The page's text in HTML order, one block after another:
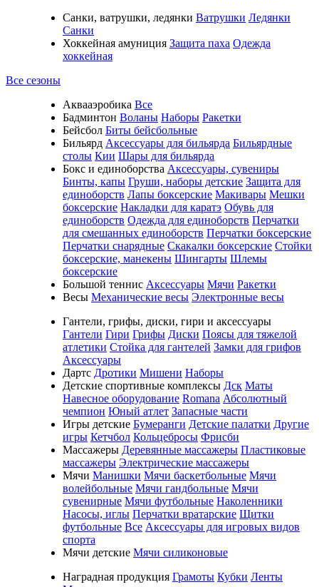
Санки, ватрушки, ледянки Ватрушки Ледянки
Санки
Хоккейная амуниция Защита паха Одежда
хоккейная
Все сезоны
Аквааэробика Все
Бадминтон Воланы Наборы Ракетки
Бейсбол Биты бейсбольные
Бильярд Аксессуары для бильярда Бильярдные
столы Кии Шары для бильярда
Бокс и единоборства Аксессуары, сувениры
Бинты, капы Груши, наборы детские Защита для
единоборств Лапы боксерские Макивары Мешки
боксерские Накладки для каратэ Обувь для
единоборств Одежда для единоборств Перчатки
для смешанных единоборств Перчатки боксерские
Перчатки снарядные Скакалки боксерские Стойки
боксерские, манекены Шингарты Шлемы
боксерские
Большой теннис Аксессуары Мячи Ракетки
Весы Механические весы Электронные весы
Гантели, грифы, диски, гири и аксессуары
Гантели Гири Грифы Диски Поясы для тяжелой
атлетики Стойка для гантелей Замки для грифов
Аксессуары
Дартс Дротики Мишени Наборы
Детские спортивные комплексы Дск Маты
Навесное оборудование Romana Абсолютный
чемпион Юный атлет Запасные части
Игры детские Бумеранги Детские палатки Другие
игры Кетчбол Кольцебросы Фрисби
Массажеры Деревянные массажеры Пластиковые
массажеры Электрические массажеры
Мячи Манишки Мячи баскетбольные Мячи
волейбольные Мячи гандбольные Мячи
сувенирные Мячи футбольные Наколенники
Насосы, иглы Перчатки вратарские Щитки
футбольные Все Аксессуары для игровых видов
спорта
Мячи детские Мячи силиконовые
Наградная продукция Грамоты Кубки Ленты